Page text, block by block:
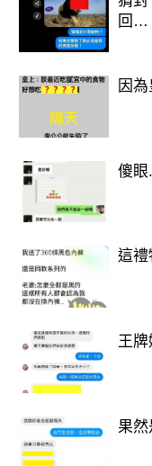
回…
因
傻
這禮
王
果